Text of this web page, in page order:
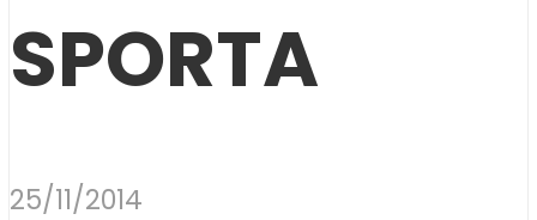
SPORTA
25/11/2014